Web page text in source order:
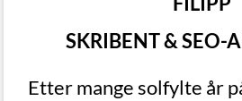
SKRIBENT & SEO-
Etter mange solfylte år